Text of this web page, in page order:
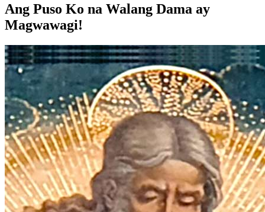
Ang Puso Ko na Walang Dama ay
Magwawagi!